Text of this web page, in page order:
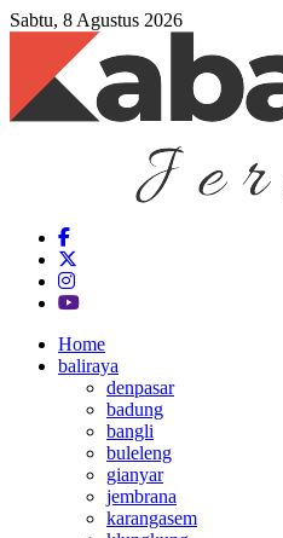
Sabtu, 8 Agustus 2026
Home
baliraya
denpasar
badung
bangli
buleleng
gianyar
jembrana
karangasem